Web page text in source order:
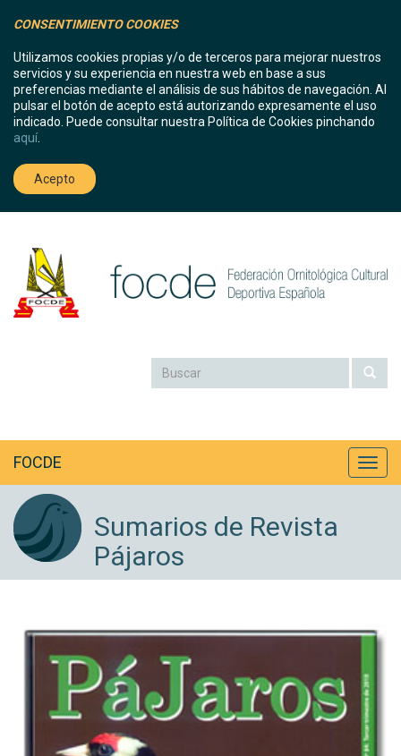
FOCDE
Sumarios de Revista
Pájaros
CONSENTIMIENTO COOKIES
Utilizamos cookies propias y/o de terceros para mejorar nuestros
servicios y su experiencia en nuestra web en base a sus
preferencias mediante el análisis de sus hábitos de navegación. Al
pulsar el botón de acepto está autorizando expresamente el uso
indicado. Puede consultar nuestra Política de Cookies pinchando
aquí
Acepto